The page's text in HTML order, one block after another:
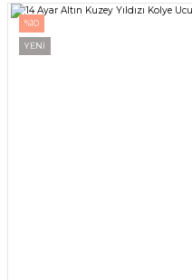
%10
YENİ